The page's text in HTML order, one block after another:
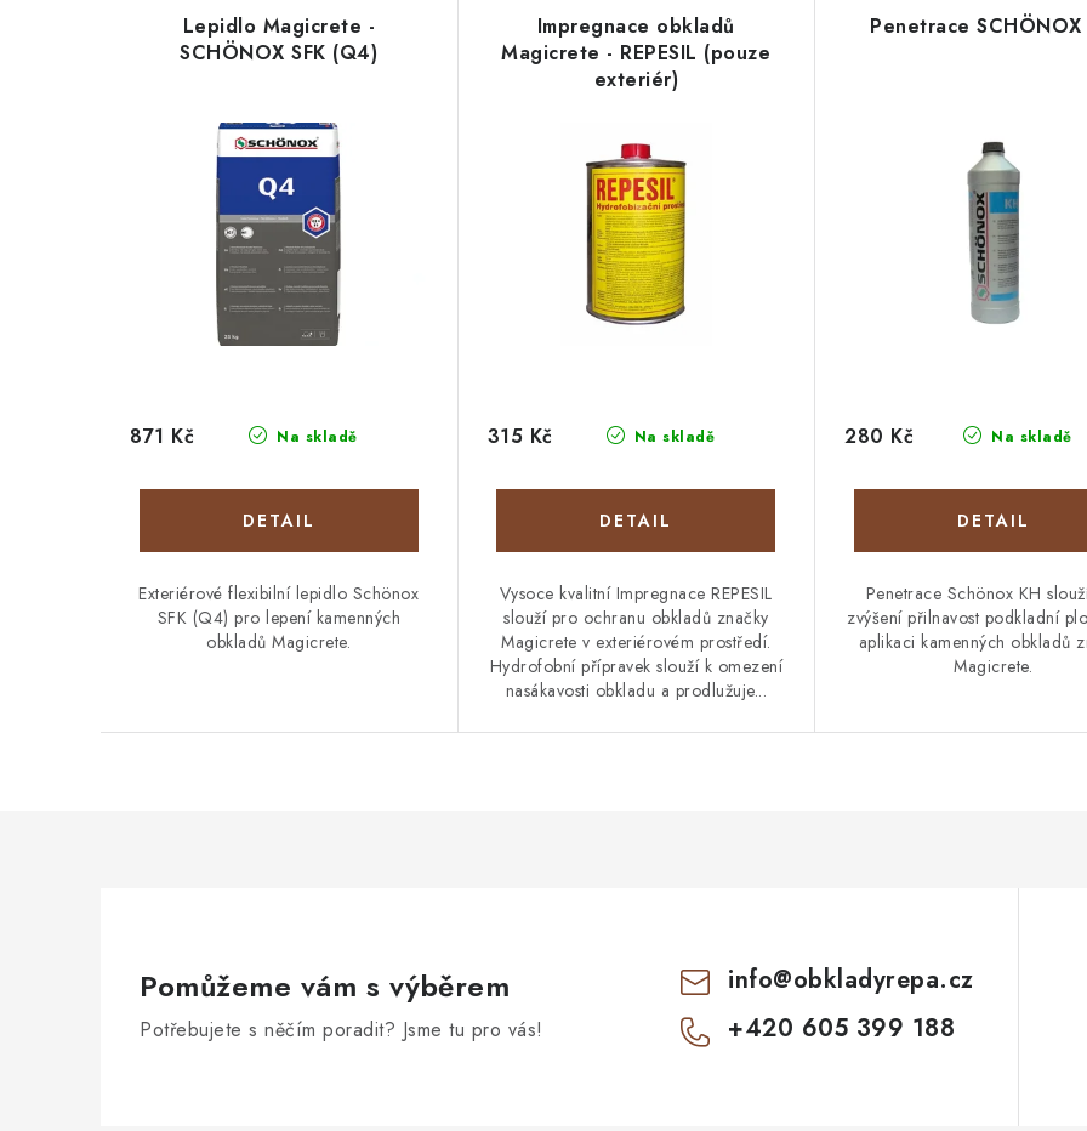
Lepidlo Magicrete -
SCHÖNOX SFK (Q4)
Na skladě
871 Kč
Exteriérové flexibilní lepidlo Schönox
SFK (Q4) pro lepení kamenných
obkladů Magicrete.
Impregnace obkladů
Magicrete - REPESIL (pouze
exteriér)
Na skladě
315 Kč
Vysoce kvalitní Impregnace REPESIL
slouží pro ochranu obkladů značky
Magicrete v exteriérovém prostředí.
Hydrofobní přípravek slouží k omezení
nasákavosti obkladu a prodlužuje...
Penetrace SCHÖNOX
Na skladě
280 Kč
Penetrace Schönox KH
zvýšení přilnavost podkladní
aplikaci kamenných obkladů
Magicrete.
Pomůžeme vám s výběrem
Potřebujete s něčím poradit? Jsme tu pro vás!
info@obkladyrepa.cz
+420 605 399 188